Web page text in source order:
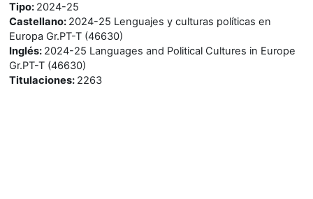
Tipo: 2024-25
Castellano: 2024-25 Lenguajes y culturas políticas en
Europa Gr.PT-T (46630)
Inglés: 2024-25 Languages and Political Cultures in Europe
Gr.PT-T (46630)
Titulaciones: 2263